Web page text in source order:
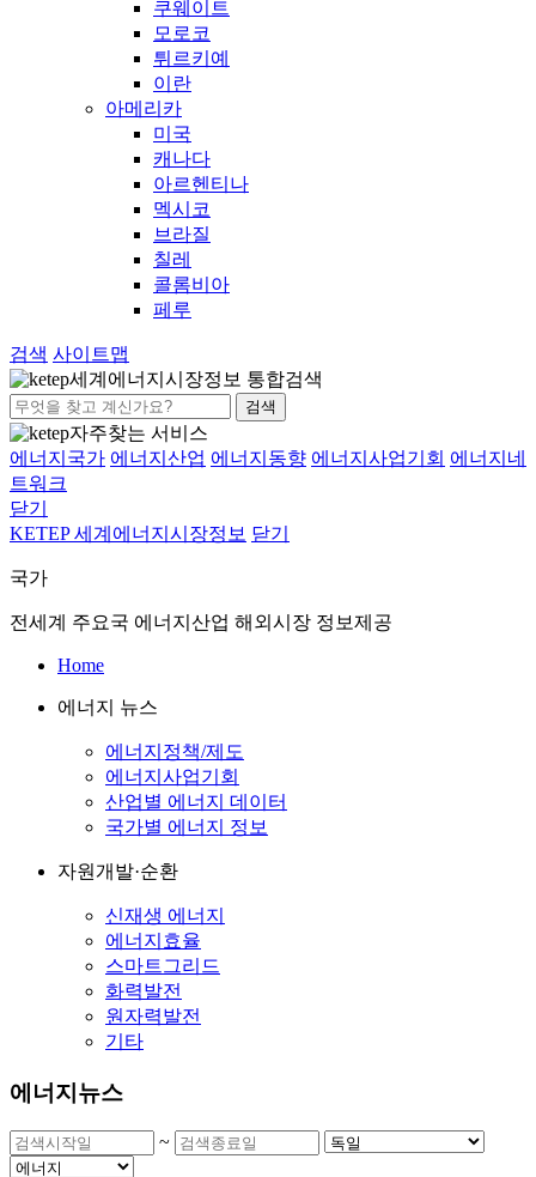
쿠웨이트
모로코
튀르키예
이란
아메리카
미국
캐나다
아르헨티나
멕시코
브라질
칠레
콜롬비아
페루
검색 사이트맵
세계에너지시장정보 통합검색
검색
자주찾는 서비스
에너지국가 에너지산업 에너지동향 에너지사업기회 에너지네
트워크
닫기
KETEP 세계에너지시장정보 닫기
국가
전세계 주요국 에너지산업 해외시장 정보제공
Home
에너지 뉴스
에너지정책/제도
에너지사업기회
산업별 에너지 데이터
국가별 에너지 정보
자원개발·순환
신재생 에너지
에너지효율
스마트그리드
화력발전
원자력발전
기타
에너지뉴스
~